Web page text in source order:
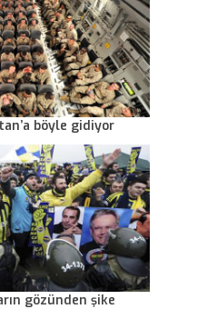
böyle gidiyor
gözünden şike